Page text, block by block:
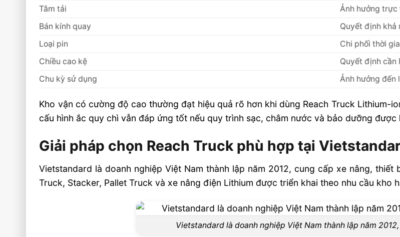
Tâm tải
Ảnh hưởng trực
Bán kính quay
Quyết định khả
Loại pin
Chi phối thời
Chiều cao kệ
Quyết định cần
Chu kỳ sử dụng
Ảnh hưởng đến
Kho vận có cường độ cao thường đạt hiệu quả rõ hơn khi dùng Reach Truck Lithium-
cấu hình ắc quy chì vẫn đáp ứng tốt nếu quy trình sạc, châm nước và bảo dưỡng được
Giải pháp chọn Reach Truck phù hợp tại
Vietstandard là doanh nghiệp Việt Nam thành lập năm 2012, cung cấp xe nâng,
Truck, Stacker, Pallet Truck và xe nâng điện Lithium được triển khai theo nhu cầu kho
Vietstandard là doanh nghiệp Việt Nam thành lập năm